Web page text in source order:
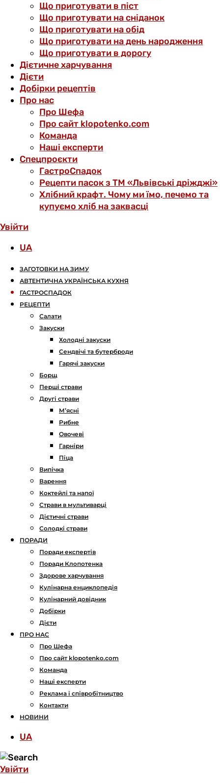
Що приготувати в піст
Що приготувати на сніданок
Що приготувати на обід
Що приготувати на день народження
Що приготувати в дорогу
Дієтичне харчування
Дієти
Добірки рецептів
Про нас
Про Шефа
Про сайт klopotenko.com
Команда
Наші експерти
Спецпроєкти
ГастроСпадок
Рецепти пасок з ТМ «Львівські дріжджі»
Хлібний крафт. Чому ми їмо, печемо та
купуємо хліб на заквасці
Увійти
UA
ЗАГОТОВКИ НА ЗИМУ
АВТЕНТИЧНА УКРАЇНСЬКА КУХНЯ
ГАСТРОСПАДОК
РЕЦЕПТИ
Салати
Закуски
Холодні закуски
Сендвічі та бутерброди
Гарячі закуски
Борщ
Перші страви
Другі страви
М’ясні
Рибне
Овочеві
Гарніри
Піца
Випічка
Варення
Коктейлі та напої
Страви в мультиварці
Дієтичні страви
Солодкі страви
ПОРАДИ
Поради експертів
Поради Клопотенка
Здорове харчування
Кулінарна енциклопедія
Кулінарний довідник
Добірки
Дієти
ПРО НАС
Про Шефа
Про сайт klopotenko.com
Команда
Наші експерти
Реклама і співробітництво
Контакти
НОВИНИ
UA
Увійти